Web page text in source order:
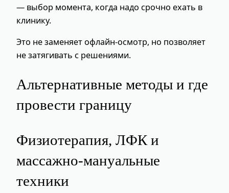
— выбор момента, когда надо срочно ехать в
клинику.
Это не заменяет офлайн‑осмотр, но позволяет
не затягивать с решениями.
Альтернативные методы и где
провести границу
Физиотерапия, ЛФК и
массажно‑мануальные
техники